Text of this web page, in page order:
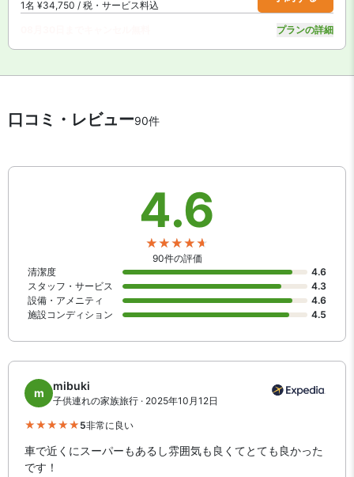
1名 ¥34,750 / 税・サービス料込
プランの詳細
口コミ・レビュー90件
4.6
90件の評価
清潔度
4.6
スタッフ・サービス
4.3
設備・アメニティ
4.6
施設コンディション
4.5
m
mibuki
子供連れの家族旅行 · 2025年10月12日
5非常に良い
車で近くにスーパーもあるし雰囲気も良くてとても良かった
です！